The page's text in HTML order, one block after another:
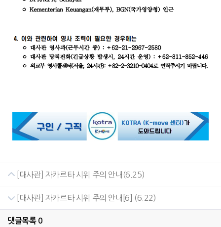
[대사관] 자카르타 시위 주의 안내(6.25)
[대사관] 자카르타 시위 주의 안내[6] (6.22)
댓글목록 0